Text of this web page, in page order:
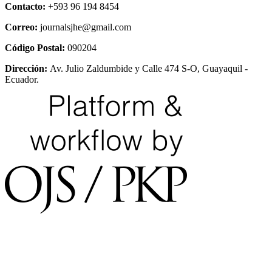
Contacto: +593 96 194 8454
Correo: journalsjhe@gmail.com
Código Postal: 090204
Dirección: Av. Julio Zaldumbide y Calle 474 S-O, Guayaquil -
Ecuador.